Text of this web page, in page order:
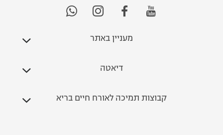
מעניין באתר
דיאטה
קבוצות תמיכה לאורח חיים בריא